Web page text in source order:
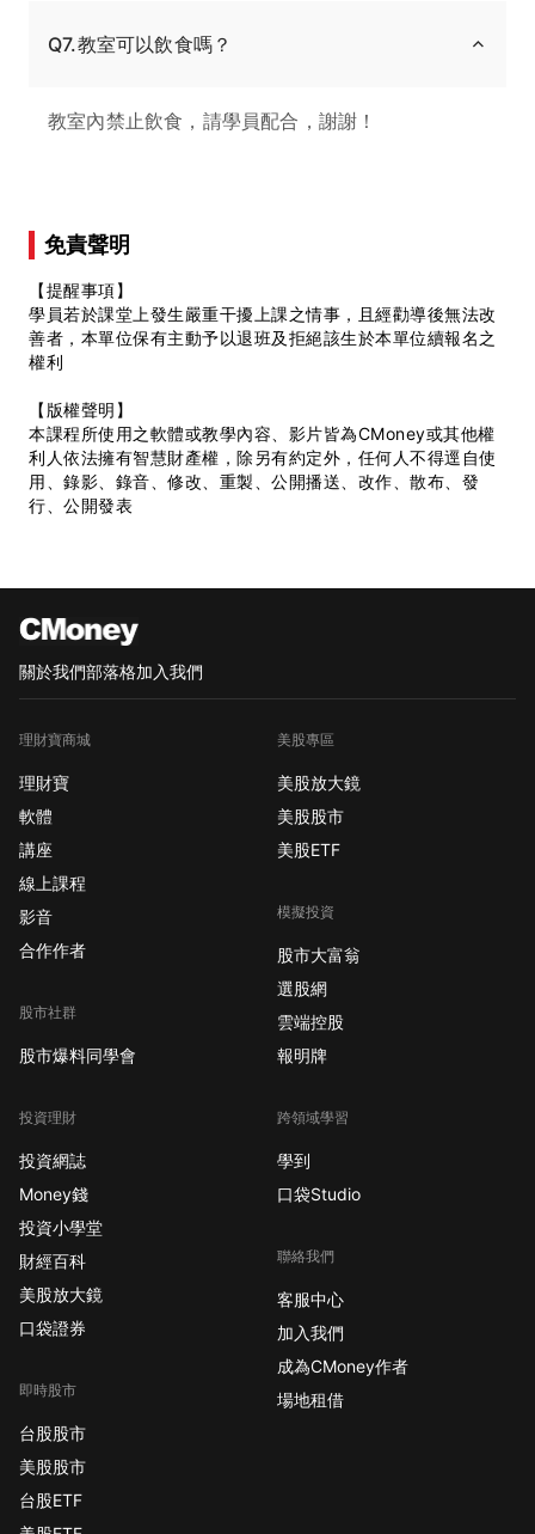
Q7.教室可以飲食嗎？
教室內禁止飲食，請學員配合，謝謝！
免責聲明
【提醒事項】
學員若於課堂上發生嚴重干擾上課之情事，且經勸導後無法改
善者，本單位保有主動予以退班及拒絕該生於本單位續報名之
權利
【版權聲明】
本課程所使用之軟體或教學內容、影片皆為CMoney或其他權
利人依法擁有智慧財產權，除另有約定外，任何人不得逕自使
用、錄影、錄音、修改、重製、公開播送、改作、散布、發
行、公開發表
關於我們部落格加入我們
理財寶商城
理財寶
軟體
講座
線上課程
影音
合作作者
股市社群
股市爆料同學會
投資理財
投資網誌
Money錢
投資小學堂
財經百科
美股放大鏡
口袋證券
即時股市
台股股市
美股股市
台股ETF
美股專區
美股放大鏡
美股股市
美股ETF
模擬投資
股市大富翁
選股網
雲端控股
報明牌
跨領域學習
學到
口袋Studio
聯絡我們
客服中心
加入我們
成為CMoney作者
場地租借